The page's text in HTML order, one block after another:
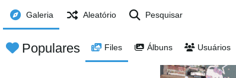
Galeria Aleatório Pesquisar
Populares Files Álbuns Usuários